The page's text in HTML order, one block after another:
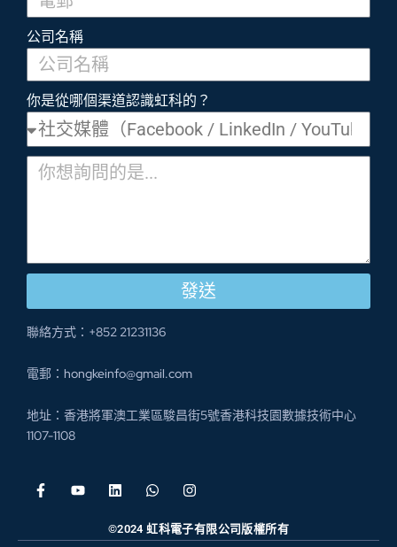
公司名稱
你是從哪個渠道認識虹科的？
發送
聯絡方式：+852 21231136
電郵：hongkeinfo@gmail.com
地址：香港將軍澳工業區駿昌街5號香港科技園數據技術中心
1107-1108
©2024 虹科電子有限公司版權所有